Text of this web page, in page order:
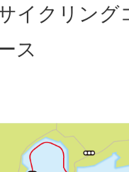
イクリング
ス